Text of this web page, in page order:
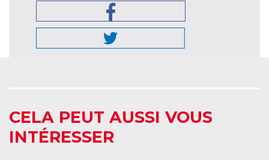
CELA PEUT AUSSI VOUS
INTÉRESSER